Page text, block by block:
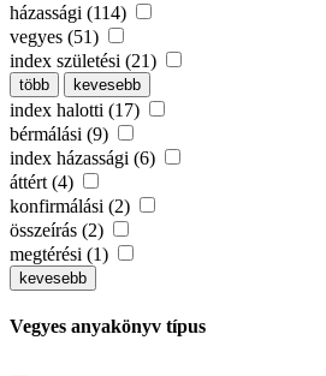
házassági (114)
vegyes (51)
index születési (21)
több kevesebb
index halotti (17)
bérmálási (9)
index házassági (6)
áttért (4)
konfirmálási (2)
összeírás (2)
megtérési (1)
kevesebb
Vegyes anyakönyv típus